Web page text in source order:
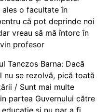
ales o facultate în
că pot deprinde noi
vreau să mă întorc în
profesor
Tanczos Barna: Dacă
nu se rezolvă, pică toată
/ Sunt mai multe
partea Guvernului către
și nu par a fi